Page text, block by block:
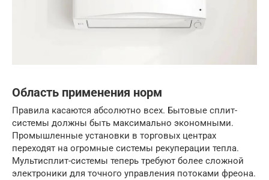
Область применения норм
Правила касаются абсолютно всех. Бытовые сплит-
системы должны быть максимально экономными.
Промышленные установки в торговых центрах
переходят на огромные системы рекуперации тепла.
Мультисплит-системы теперь требуют более сложной
электроники для точного управления потоками фреона.